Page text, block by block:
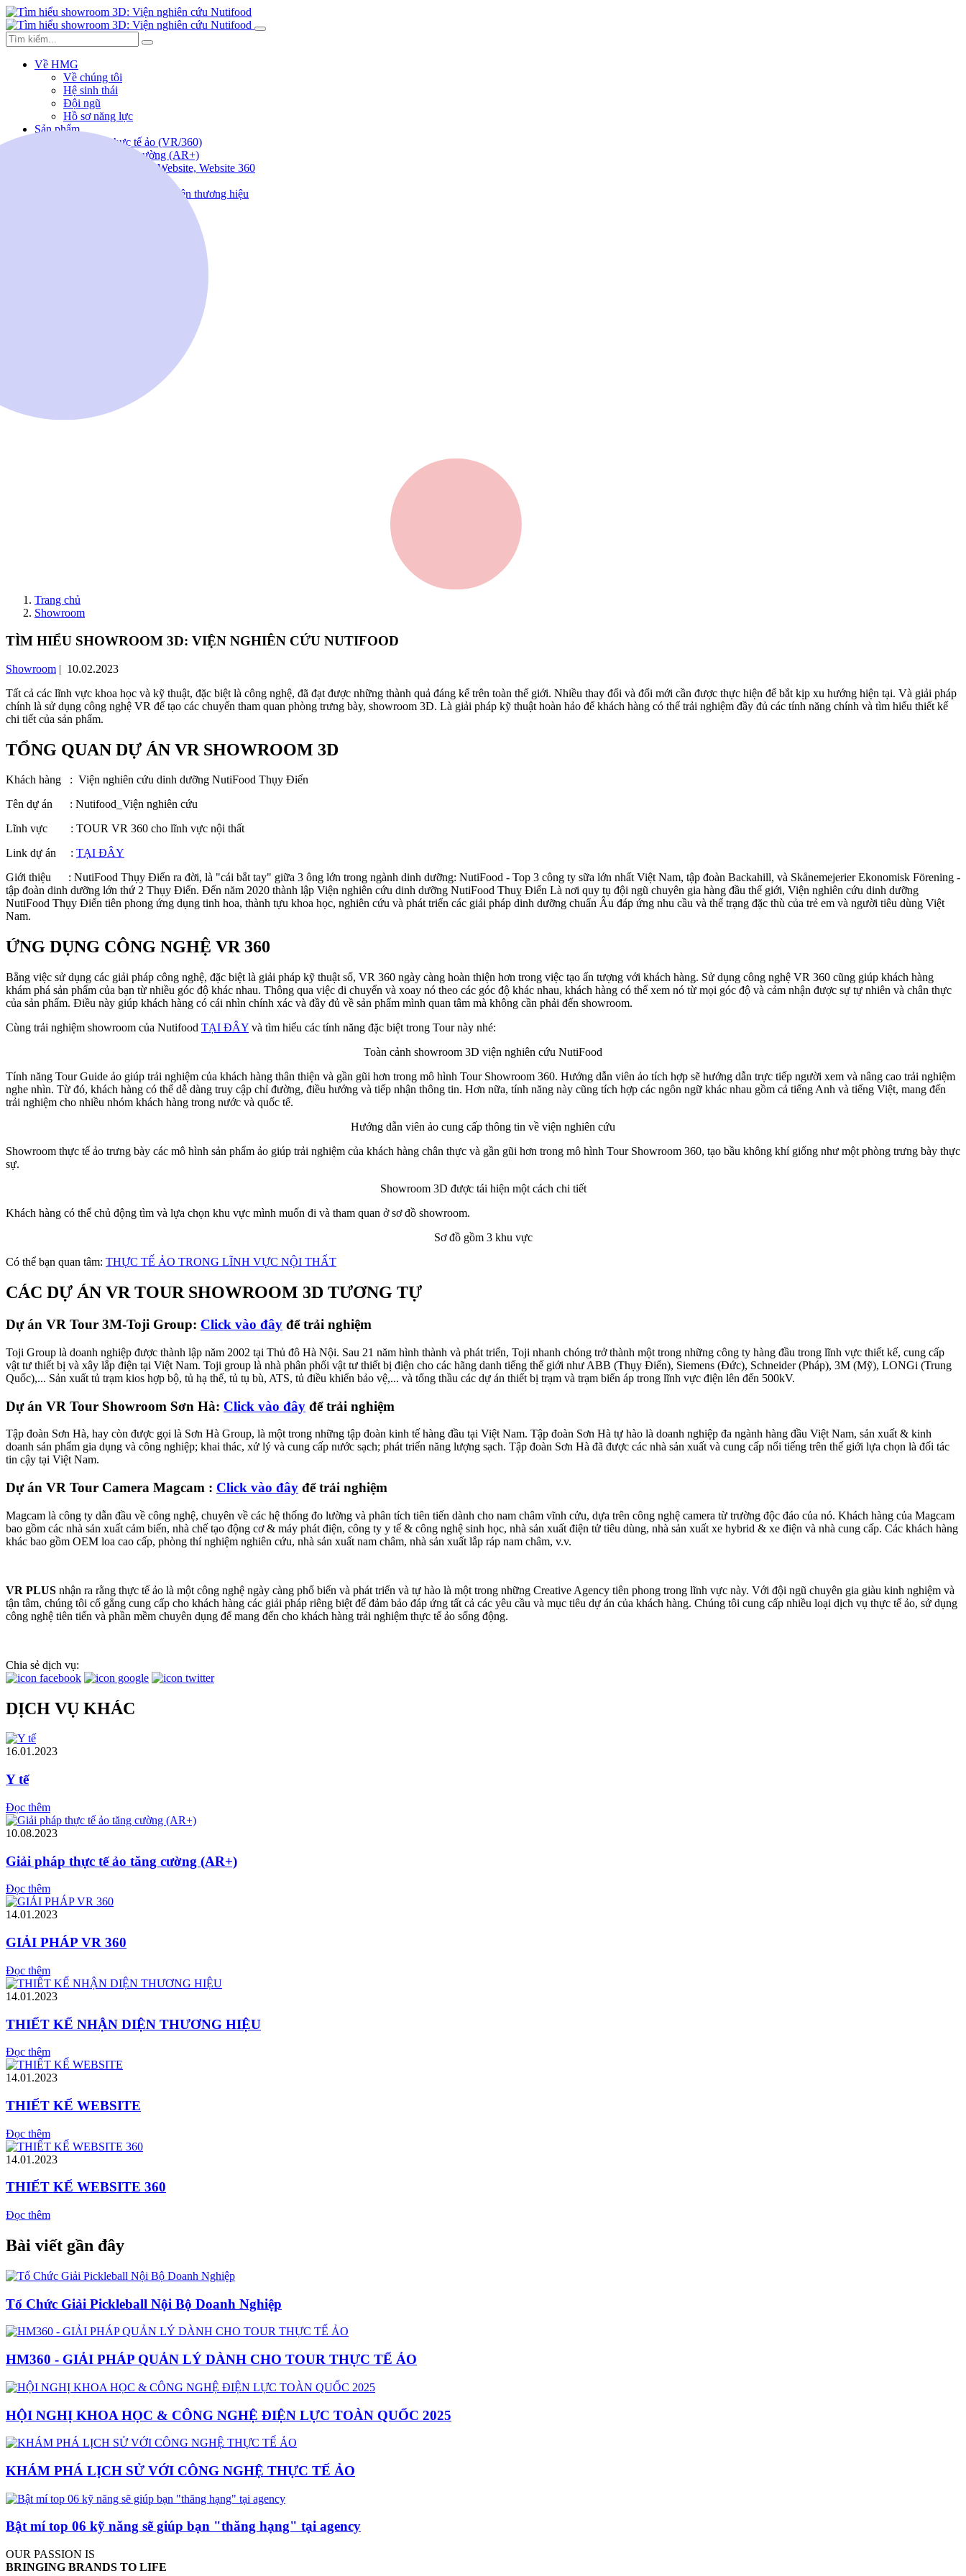
Về HMG
Về chúng tôi
Hệ sinh thái
Đội ngũ
Hồ sơ năng lực
Sản phẩm
Giải pháp thực tế ảo (VR/360)
Thực tế ảo tăng cường (AR+)
Lập trình ứng dụng, Website, Website 360
Thiết kế sáng tạo, nhận diện thương hiệu
Trang chủ
Showroom
TÌM HIỂU SHOWROOM 3D: VIỆN NGHIÊN CỨU NUTIFOOD
Showroom | 10.02.2023
Tất cả các lĩnh vực khoa học và kỹ thuật, đặc biệt là công nghệ, đã đạt được những thành quả đáng kể trên toàn thế giới. Nhiều thay đổi và đổi mới cần được thực hiện để bắt kịp xu hướng hiện tại. Và giải pháp
chính là sử dụng công nghệ VR để tạo các chuyến tham quan phòng trưng bày, showroom 3D. Là giải pháp kỹ thuật hoàn hảo để khách hàng có thể trải nghiệm đầy đủ các tính năng chính và tìm hiểu thiết kế
chi tiết của sản phẩm.
TỔNG QUAN DỰ ÁN VR SHOWROOM 3D
Khách hàng : Viện nghiên cứu dinh dưỡng NutiFood Thụy Điển
Tên dự án : Nutifood_Viện nghiên cứu
Lĩnh vực : TOUR VR 360 cho lĩnh vực nội thất
Link dự án : TẠI ĐÂY
Giới thiệu : NutiFood Thụy Điển ra đời, là "cái bắt tay" giữa 3 ông lớn trong ngành dinh dưỡng: NutiFood - Top 3 công ty sữa lớn nhất Việt Nam, tập đoàn Backahill, và Skånemejerier Ekonomisk Förening -
tập đoàn dinh dưỡng lớn thứ 2 Thụy Điển. Đến năm 2020 thành lập Viện nghiên cứu dinh dưỡng NutiFood Thuỵ Điển Là nơi quy tụ đội ngũ chuyên gia hàng đầu thế giới, Viện nghiên cứu dinh dưỡng
NutiFood Thụy Điển tiên phong ứng dụng tinh hoa, thành tựu khoa học, nghiên cứu và phát triển các giải pháp dinh dưỡng chuẩn Âu đáp ứng nhu cầu và thể trạng đặc thù của trẻ em và người tiêu dùng Việt
Nam.
ỨNG DỤNG CÔNG NGHỆ VR 360
Bằng việc sử dụng các giải pháp công nghệ, đặc biệt là giải pháp kỹ thuật số, VR 360 ngày càng hoàn thiện hơn trong việc tạo ấn tượng với khách hàng. Sử dụng công nghệ VR 360 cũng giúp khách hàng
khám phá sản phẩm của bạn từ nhiều góc độ khác nhau. Thông qua việc di chuyển và xoay nó theo các góc độ khác nhau, khách hàng có thể xem nó từ mọi góc độ và cảm nhận được sự tự nhiên và chân thực
của sản phẩm. Điều này giúp khách hàng có cái nhìn chính xác và đầy đủ về sản phẩm mình quan tâm mà không cần phải đến showroom.
Cùng trải nghiệm showroom của Nutifood TẠI ĐÂY và tìm hiểu các tính năng đặc biệt trong Tour này nhé:
Toàn cảnh showroom 3D viện nghiên cứu NutiFood
Tính năng Tour Guide ảo giúp trải nghiệm của khách hàng thân thiện và gần gũi hơn trong mô hình Tour Showroom 360. Hướng dẫn viên ảo tích hợp sẽ hướng dẫn trực tiếp người xem và nâng cao trải nghiệm
nghe nhìn. Từ đó, khách hàng có thể dễ dàng truy cập chỉ đường, điều hướng và tiếp nhận thông tin. Hơn nữa, tính năng này cũng tích hợp các ngôn ngữ khác nhau gồm cả tiếng Anh và tiếng Việt, mang đến
trải nghiệm cho nhiều nhóm khách hàng trong nước và quốc tế.
Hướng dẫn viên ảo cung cấp thông tin về viện nghiên cứu
Showroom thực tế ảo trưng bày các mô hình sản phẩm ảo giúp trải nghiệm của khách hàng chân thực và gần gũi hơn trong mô hình Tour Showroom 360, tạo bầu không khí giống như một phòng trưng bày thực
sự.
Showroom 3D được tái hiện một cách chi tiết
Khách hàng có thể chủ động tìm và lựa chọn khu vực mình muốn đi và tham quan ở sơ đồ showroom.
Sơ đồ gồm 3 khu vực
Có thể bạn quan tâm: THỰC TẾ ẢO TRONG LĨNH VỰC NỘI THẤT
CÁC DỰ ÁN VR TOUR SHOWROOM 3D TƯƠNG TỰ
Dự án VR Tour 3M-Toji Group: Click vào đây để trải nghiệm
Toji Group là doanh nghiệp được thành lập năm 2002 tại Thủ đô Hà Nội. Sau 21 năm hình thành và phát triển, Toji nhanh chóng trở thành một trong những công ty hàng đầu trong lĩnh vực thiết kế, cung cấp
vật tư thiết bị và xây lắp điện tại Việt Nam. Toji group là nhà phân phối vật tư thiết bị điện cho các hãng danh tiếng thế giới như ABB (Thụy Điển), Siemens (Đức), Schneider (Pháp), 3M (Mỹ), LONGi (Trung
Quốc),... Sản xuất tủ trạm kios hợp bộ, tủ hạ thế, tủ tụ bù, ATS, tủ điều khiển bảo vệ,... và tổng thầu các dự án thiết bị trạm và trạm biến áp trong lĩnh vực điện lên đến 500kV.
Dự án VR Tour Showroom Sơn Hà: Click vào đây để trải nghiệm
Tập đoàn Sơn Hà, hay còn được gọi là Sơn Hà Group, là một trong những tập đoàn kinh tế hàng đầu tại Việt Nam. Tập đoàn Sơn Hà tự hào là doanh nghiệp đa ngành hàng đầu Việt Nam, sản xuất & kinh
doanh sản phẩm gia dụng và công nghiệp; khai thác, xử lý và cung cấp nước sạch; phát triển năng lượng sạch. Tập đoàn Sơn Hà đã được các nhà sản xuất và cung cấp nổi tiếng trên thế giới lựa chọn là đối tác
tin cậy tại Việt Nam.
Dự án VR Tour Camera Magcam : Click vào đây để trải nghiệm
Magcam là công ty dẫn đầu về công nghệ, chuyên về các hệ thống đo lường và phân tích tiên tiến dành cho nam châm vĩnh cửu, dựa trên công nghệ camera từ trường độc đáo của nó. Khách hàng của Magcam
bao gồm các nhà sản xuất cảm biến, nhà chế tạo động cơ & máy phát điện, công ty y tế & công nghệ sinh học, nhà sản xuất điện tử tiêu dùng, nhà sản xuất xe hybrid & xe điện và nhà cung cấp. Các khách hàng
khác bao gồm OEM loa cao cấp, phòng thí nghiệm nghiên cứu, nhà sản xuất nam châm, nhà sản xuất lắp ráp nam châm, v.v.
VR PLUS nhận ra rằng thực tế ảo là một công nghệ ngày càng phổ biến và phát triển và tự hào là một trong những Creative Agency tiên phong trong lĩnh vực này. Với đội ngũ chuyên gia giàu kinh nghiệm và
tận tâm, chúng tôi cố gắng cung cấp cho khách hàng các giải pháp riêng biệt để đảm bảo đáp ứng tất cả các yêu cầu và mục tiêu dự án của khách hàng. Chúng tôi cung cấp nhiều loại dịch vụ thực tế ảo, sử dụng
công nghệ tiên tiến và phần mềm chuyên dụng để mang đến cho khách hàng trải nghiệm thực tế ảo sống động.
Chia sẻ dịch vụ:
DỊCH VỤ KHÁC
16.01.2023
Y tế
Đọc thêm
10.08.2023
Giải pháp thực tế ảo tăng cường (AR+)
Đọc thêm
14.01.2023
GIẢI PHÁP VR 360
Đọc thêm
14.01.2023
THIẾT KẾ NHẬN DIỆN THƯƠNG HIỆU
Đọc thêm
14.01.2023
THIẾT KẾ WEBSITE
Đọc thêm
14.01.2023
THIẾT KẾ WEBSITE 360
Đọc thêm
Bài viết gần đây
Tổ Chức Giải Pickleball Nội Bộ Doanh Nghiệp
HM360 - GIẢI PHÁP QUẢN LÝ DÀNH CHO TOUR THỰC TẾ ẢO
HỘI NGHỊ KHOA HỌC & CÔNG NGHỆ ĐIỆN LỰC TOÀN QUỐC 2025
KHÁM PHÁ LỊCH SỬ VỚI CÔNG NGHỆ THỰC TẾ ẢO
Bật mí top 06 kỹ năng sẽ giúp bạn "thăng hạng" tại agency
OUR PASSION IS
BRINGING BRANDS TO LIFE